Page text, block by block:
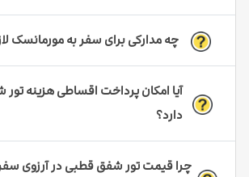
چه مدارکی برای سفر به مورمانسک
آیا امکان پرداخت اقساطی هزینه
دارد؟
چرا قیمت تور شفق قطبی در آرزوی